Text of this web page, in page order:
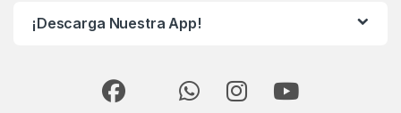
¡Descarga Nuestra App!